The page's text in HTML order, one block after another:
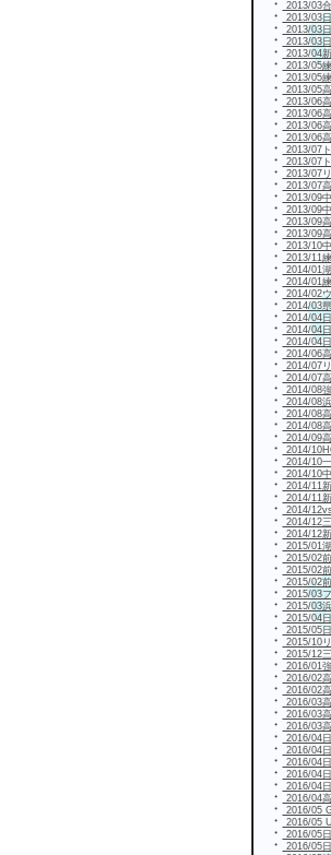
・ 2013/03
・ 2013/03
・ 2013/03
・ 2013/03
・ 2013/04
・ 2013/05
・ 2013/05
・ 2013/05
・ 2013/06
・ 2013/06
・ 2013/06
・ 2013/06
・ 2013/07
・ 2013/07
・ 2013/07
・ 2013/07
・ 2013/09
・ 2013/09
・ 2013/09
・ 2013/09
・ 2013/10
・ 2013/11
・ 2014/01
・ 2014/01
・ 2014/02
・ 2014/03
・ 2014/04
・ 2014/04
・ 2014/04
・ 2014/06
・ 2014/07
・ 2014/07
・ 2014/08
・ 2014/08
・ 2014/08
・ 2014/08
・ 2014/09
・ 2014/
・ 2014/10
・ 2014/10
・ 2014/11
・ 2014/11
・ 2014/
・ 2014/12
・ 2014/12
・ 2015/01
・ 2015/02
・ 2015/02
・ 2015/02
・ 2015/03
・ 2015/03
・ 2015/04
・ 2015/05
・ 2015/10
・ 2015/12
・ 2016/01
・ 2016/02
・ 2016/02
・ 2016/03
・ 2016/03
・ 2016/03
・ 2016/04
・ 2016/04
・ 2016/04
・ 2016/04
・ 2016/04
・ 2016/04
・ 2016/05
・ 2016/05
・ 2016/05
・ 2016/05